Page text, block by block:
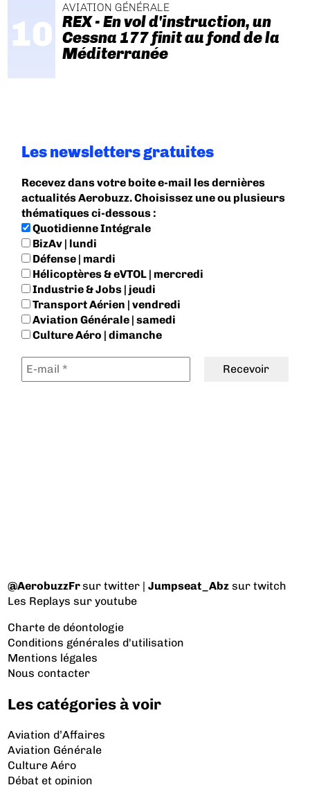
AVIATION GÉNÉRALE
REX - En vol d'instruction, un
Cessna 177 finit au fond de la
Méditerranée
Les newsletters gratuites
Recevez dans votre boite e-mail les dernières
actualités Aerobuzz. Choisissez une ou plusieurs
thématiques ci-dessous :
Quotidienne Intégrale
BizAv | lundi
Défense | mardi
Hélicoptères & eVTOL | mercredi
Industrie & Jobs | jeudi
Transport Aérien | vendredi
Aviation Générale | samedi
Culture Aéro | dimanche
@AerobuzzFrsur twitter |Jumpseat_Abz sur twitch
Les Replays sur youtube
Charte de déontologie
Conditions générales d'utilisation
Mentions légales
Nous contacter
Les catégories à voir
Aviation d’Affaires
Aviation Générale
Culture Aéro
Débat et opinion